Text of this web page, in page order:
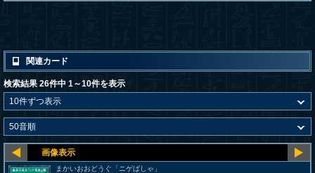
関連カード
検索結果 26件中 1～10件を表示
まかいおおどうぐ「ニゲばしゃ」